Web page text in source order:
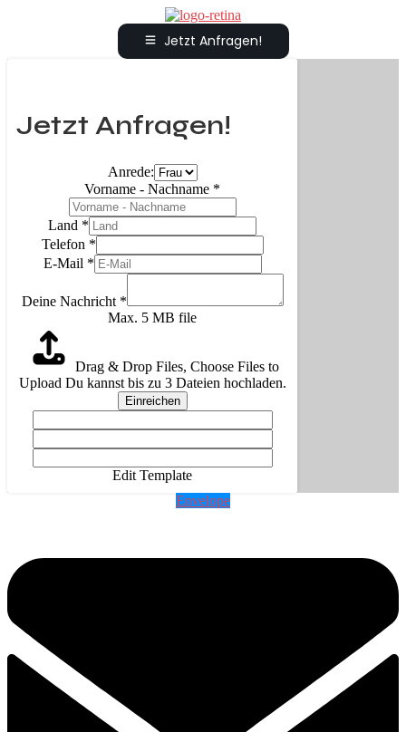
Jetzt Anfragen!
Jetzt Anfragen!
Anrede:
Vorname - Nachname *
Land *
Telefon *
E-Mail *
Deine Nachricht *
Max. 5 MB file
Drag & Drop Files, Choose Files to
Upload Du kannst bis zu 3 Dateien hochladen.
Einreichen
Edit Template
Envelope